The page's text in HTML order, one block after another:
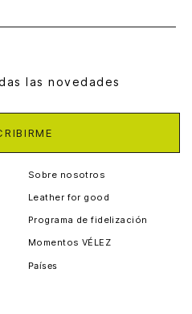
las novedades
Sobre nosotros
Leather for good
Programa de fidelización
Momentos VÉLEZ
Países